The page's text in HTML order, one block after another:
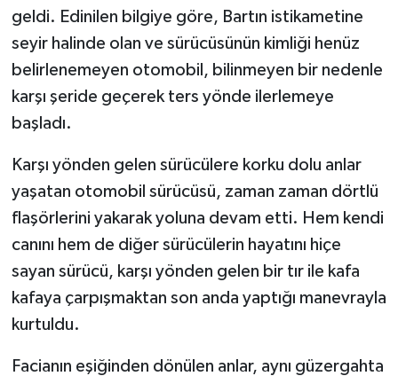
geldi. Edinilen bilgiye göre, Bartın istikametine
seyir halinde olan ve sürücüsünün kimliği henüz
belirlenemeyen otomobil, bilinmeyen bir nedenle
karşı şeride geçerek ters yönde ilerlemeye
başladı.
Karşı yönden gelen sürücülere korku dolu anlar
yaşatan otomobil sürücüsü, zaman zaman dörtlü
flaşörlerini yakarak yoluna devam etti. Hem kendi
canını hem de diğer sürücülerin hayatını hiçe
sayan sürücü, karşı yönden gelen bir tır ile kafa
kafaya çarpışmaktan son anda yaptığı manevrayla
kurtuldu.
Facianın eşiğinden dönülen anlar, aynı güzergahta
İş Dünyası
Jandarma
Kadın
KÜLTÜR SANAT
Otomobil
POLİTİKA